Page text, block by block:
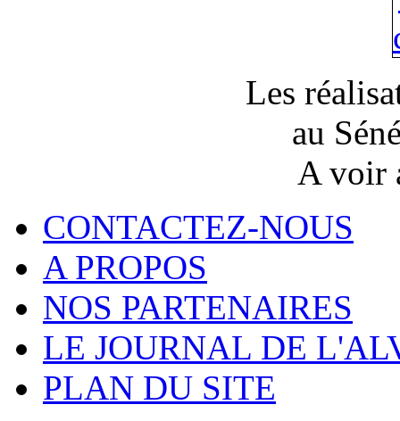
Les
au
A voir
CONTACTEZ-NOUS
A PROPOS
NOS PARTENAIRES
LE JOURNAL DE
PLAN DU SITE